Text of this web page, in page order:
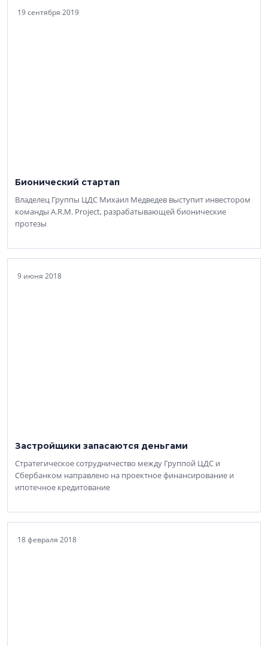
19 сентября 2019
Бионический стартап
Владелец Группы ЦДС Михаил Медведев выступит инвестором
команды A.R.M. Project, разрабатывающей бионические
протезы
9 июня 2018
Застройщики запасаются деньгами
Стратегическое сотрудничество между Группой ЦДС и
Сбербанком направлено на проектное финансирование и
ипотечное кредитование
18 февраля 2018